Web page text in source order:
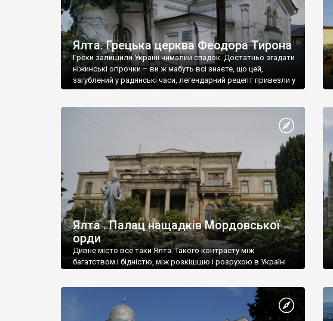
Ялта. Грецька церква Феодора Тирона
Греки залишили Україні чималий спадок. Достатньо згадати
ніжинські огірочки – ви ж мабуть всі знаєте, що цей,
загублений у радянські часи, легендарний рецепт привезли у
Ніжин греки?
Ялта . Палац нащадків Мордовської
орди
Дивне місто все таки Ялта. Такого контрасту між
багатством і бідністю, між розкішшю і розрухою в Україні